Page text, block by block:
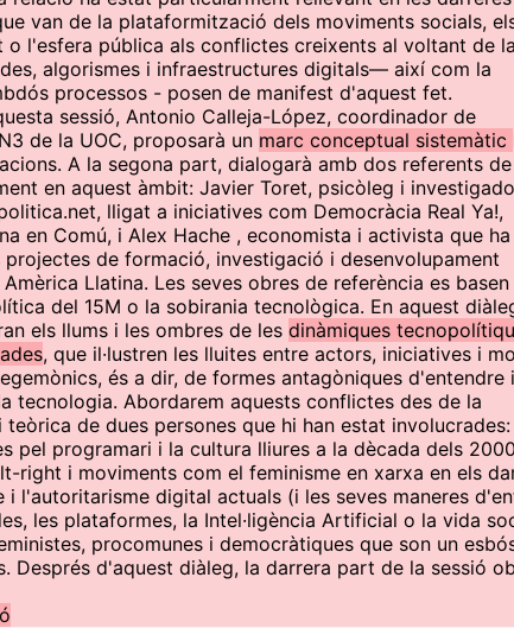
van de la plataformització dels moviments socials,
l'esfera pública als conflictes creixents al voltant de la
algorismes i infraestructures digitals— així com la
processos - posen de manifest d'aquest fet.
sessió, Antonio Calleja-López, coordinador de
de la UOC, proposarà un marc conceptual sistemàtic
A la segona part, dialogarà amb dos referents de
en aquest àmbit: Javier Toret, psicòleg i
lligat a iniciatives com Democràcia Real Ya!,
en Comú, i Alex Hache , economista i activista que ha
de formació, investigació i desenvolupament
Llatina. Les seves obres de referència es basen
del 15M o la sobirania tecnològica. En aquest
els llums i les ombres de les dinàmiques
, que il·lustren les lluites entre actors, iniciatives i
és a dir, de formes antagòniques d'entendre i
tecnologia. Abordarem aquests conflictes des de la
de dues persones que hi han estat
pel programari i la cultura lliures a la dècada dels
right i moviments com el feminisme en xarxa en els
i l'autoritarisme digital actuals (i les seves maneres
les plataformes, la Intel·ligència Artificial o la vida
procomunes i democràtiques que son un
Després d'aquest diàleg, la darrera part de la sessió